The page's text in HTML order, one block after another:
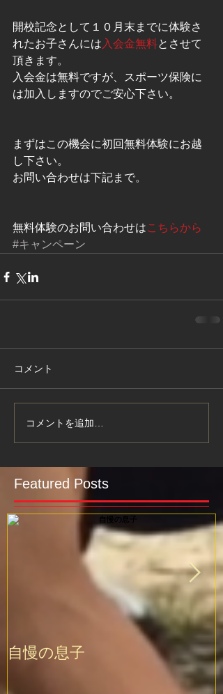
Featured Posts
開校記念として１０月末までに体験さ
れたお子さんには 入会金無料とさせて
頂きます。
入会金は無料ですが、スポーツ保険に
は加入しますのでご安心下さい。
まずはこの機会に初回無料体験にお越
し下さい。
お問い合わせは下記まで。
無料体験のお問い合わせはこちらから
#キャンペーン
コメント
コメントを追加…
自慢の息子